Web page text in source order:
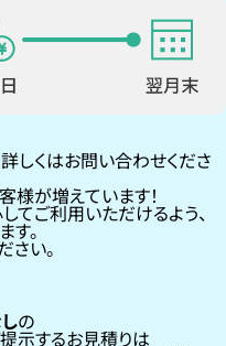
しくはお問い合わせくださ
様が増えています！
てご利用いただけるよう、
。
い。
の
示するお見積りは